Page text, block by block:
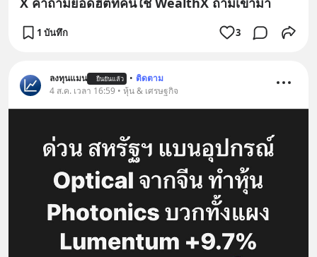
1 บันทึก 3
ลงทุนแมน ยืนยันแล้ว • ติดตาม
4 ส.ค. เวลา 16:59 • หุ้น & เศรษฐกิจ